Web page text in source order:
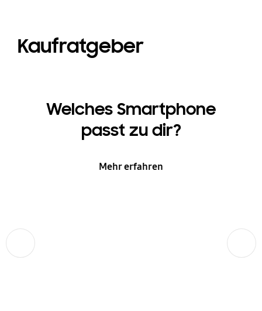
Kaufratgeber
Welches Smartphone
passt zu dir?
Mehr erfahren